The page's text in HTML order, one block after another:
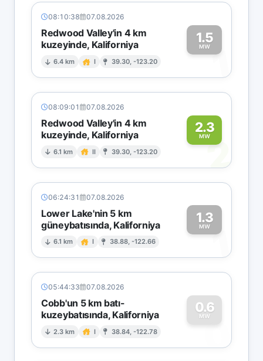
08:10:38 07.08.2026
Redwood Valley'in 4 km
kuzeyinde, Kaliforniya
6.4 km I 39.30, -123.20
1.5
MW1
08:09:01 07.08.2026
Redwood Valley'in 4 km
kuzeyinde, Kaliforniya
6.1 km II 39.30, -123.20
2.3
MW2
06:24:31 07.08.2026
Lower Lake'nin 5 km
güneybatısında, Kaliforniya
6.1 km I 38.88, -122.66
1.3
MW1
05:44:33 07.08.2026
Cobb'un 5 km batı-
kuzeybatısında, Kaliforniya
2.3 km I 38.84, -122.78
0.6
MW
0